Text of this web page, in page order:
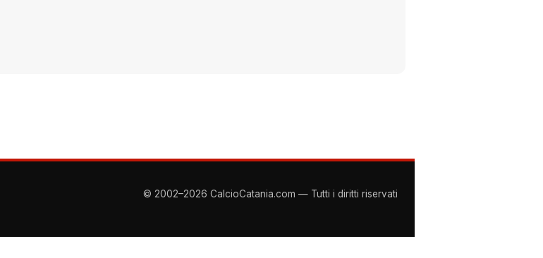
© 2002–2026 CalcioCatania.com — Tutti i diritti riservati